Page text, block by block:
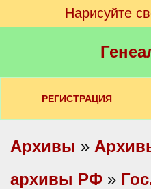
Нарисуйте
РЕГИСТРАЦИЯ
Архивы »
архивы РФ »